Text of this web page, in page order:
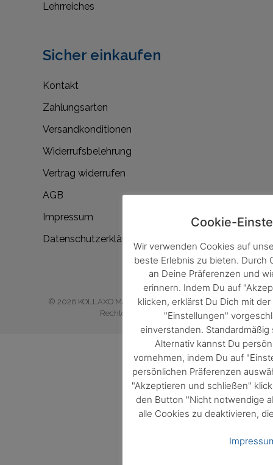
Lehrreiches
Sicher einkaufen
Kontakt
Zahlungsarten
Versandkonditionen
Widerrufsbelehrung
Vertrag widerrufen
AGB
Impressum
Datenschutzerklärung
© 2026 KOLLAXO Markt und Medien GmbH . Alle
Rechte vorbehalten.
Cookie-
Wir verwenden Cookies auf
beste Erlebnis zu bieten. Durch
an Deine Präferenzen und
erinnern. Indem Du auf
klicken, erklärst Du Dich mit
"Einstellungen"
einverstanden.
Alternativ kannst Du
vornehmen, indem Du auf
persönlichen Präferenzen
"Akzeptieren und schließen"
den Button "Nicht notwendige
alle Cookies zu deaktivieren,